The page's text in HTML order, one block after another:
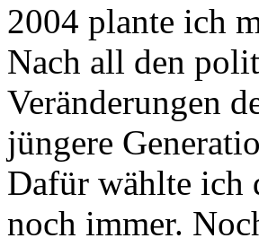
2004 plante ich
Nach all den
Veränderungen
jüngere
Dafür wählte ich
noch immer.